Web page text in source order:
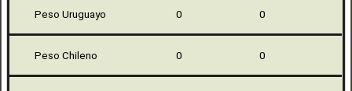
Peso Uruguayo 0 0
Peso Chileno 0 0